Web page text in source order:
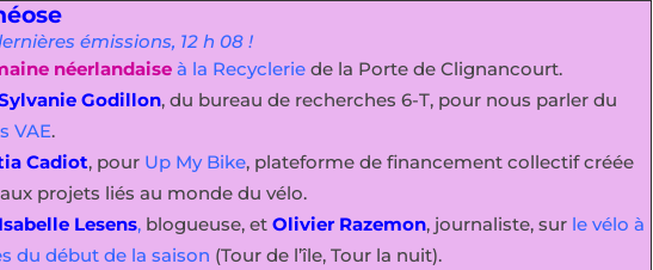
émissions, 12 h 08 !
néerlandaise à la Recyclerie de la Porte de Clignancourt.
Godillon, du bureau de recherches 6-T, pour nous parler du
VAE.
Cadiot, pour Up My Bike, plateforme de financement collectif créée
projets liés au monde du vélo.
Isabelle Lesens, blogueuse, etOlivier Razemon, journaliste, sur le vélo à
du début de la saison (Tour de l’île, Tour la nuit).